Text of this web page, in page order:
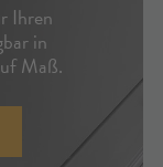
Ihren
in
Maß.